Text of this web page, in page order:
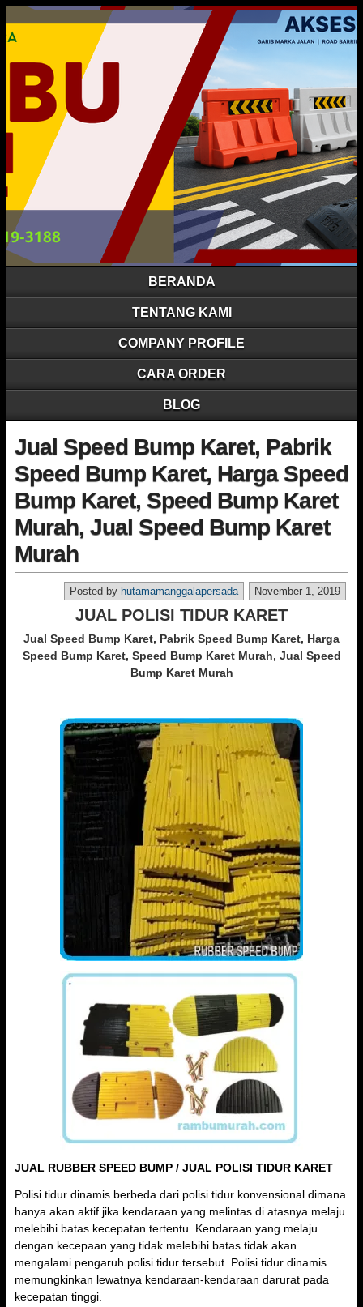
BERANDA
TENTANG KAMI
COMPANY PROFILE
CARA ORDER
BLOG
Jual Speed Bump Karet, Pabrik
Speed Bump Karet, Harga Speed
Bump Karet, Speed Bump Karet
Murah, Jual Speed Bump Karet
Murah
November 1, 2019
Posted by hutamamanggalapersada
JUAL POLISI TIDUR KARET
Jual Speed Bump Karet, Pabrik Speed Bump Karet, Harga
Speed Bump Karet, Speed Bump Karet Murah, Jual Speed
Bump Karet Murah
JUAL RUBBER SPEED BUMP / JUAL POLISI TIDUR KARET
Polisi tidur dinamis berbeda dari polisi tidur konvensional dimana
hanya akan aktif jika kendaraan yang melintas di atasnya melaju
melebihi batas kecepatan tertentu. Kendaraan yang melaju
dengan kecepaan yang tidak melebihi batas tidak akan
mengalami pengaruh polisi tidur tersebut. Polisi tidur dinamis
memungkinkan lewatnya kendaraan-kendaraan darurat pada
kecepatan tinggi.